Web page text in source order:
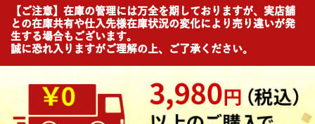
【ご注意】在庫の管理には万全を期しておりますが、実店舗
との在庫共有や仕入先様在庫状況の変化により売り違いが発
生する場合もございます。
誠に恐れ入りますがご理解の上、ご了承ください。